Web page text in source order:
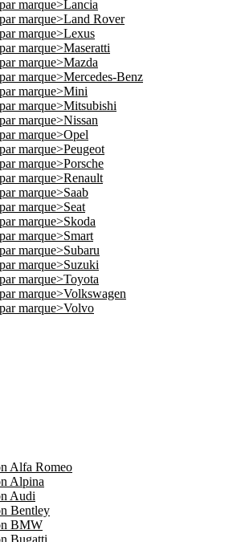
marque>Lancia
marque>Land Rover
marque>Lexus
marque>Maseratti
marque>Mazda
marque>Mercedes-Benz
marque>Mini
marque>Mitsubishi
marque>Nissan
marque>Opel
marque>Peugeot
marque>Porsche
marque>Renault
marque>Saab
marque>Seat
marque>Skoda
marque>Smart
marque>Subaru
marque>Suzuki
marque>Toyota
marque>Volkswagen
marque>Volvo
Alfa Romeo
Alpina
Audi
Bentley
BMW
Bugatti